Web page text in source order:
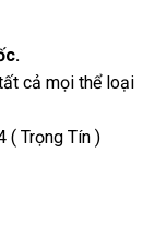
cả mọi thể loại
( Trọng Tín )